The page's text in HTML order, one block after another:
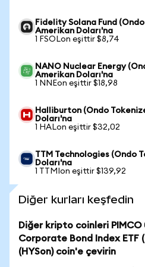
Fidelity Solana Fund
Amerikan Doları'na
1 FSOLon eşittir $8,74
NANO Nuclear Energy
Amerikan Doları'na
1 NNEon eşittir $18,98
Halliburton (Ondo
Doları'na
1 HALon eşittir $32,02
TTM Technologies (Ondo
Doları'na
1 TTMIon eşittir $139,92
Diğer kurları keşfedin
Diğer kripto coinleri PIMCO
Corporate Bond Index ETF
(HYSon) coin'e çevirin